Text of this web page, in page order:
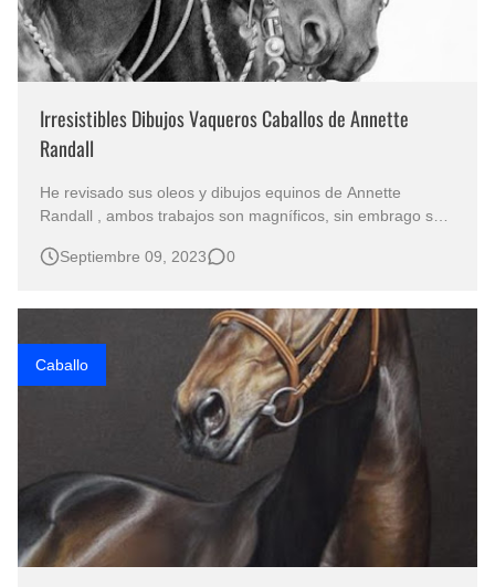
Irresistibles Dibujos Vaqueros Caballos de Annette
Randall
He revisado sus oleos y dibujos equinos de Annette
Randall , ambos trabajos son magníficos, sin embrago son
irresistible , por tal motivo he decidido compartir con todos
les encanten tan…
Septiembre 09, 2023 0
Caballo